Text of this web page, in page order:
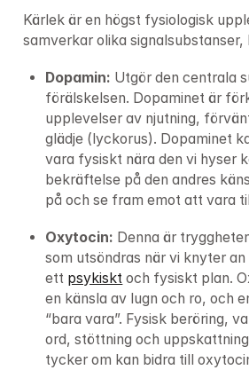
Kärlek är en högst fysiologisk
samverkar olika signalsubstanser,
Dopamin: Utgör den centrala
förälskelsen. Dopaminet är
upplevelser av njutning,
glädje (lyckorus). Dopaminet
vara fysiskt nära den vi hyser
bekräftelse på den andres
på och se fram emot att vara
Oxytocin: Denna är
som utsöndras när vi knyter
ett psykiskt och fysiskt plan.
en känsla av lugn och ro, och
“bara vara”. Fysisk beröring,
ord, stöttning och
tycker om kan bidra till